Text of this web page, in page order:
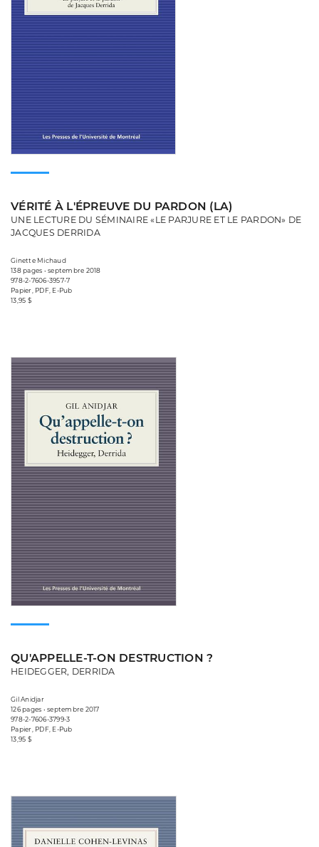
VÉRITÉ À L'ÉPREUVE DU PARDON (LA)
UNE LECTURE DU SÉMINAIRE «LE PARJURE ET LE PARDON» DE
JACQUES DERRIDA
Ginette Michaud
138 pages • septembre 2018
978-2-7606-3957-7
Papier, PDF, E-Pub
13,95 $
QU'APPELLE-T-ON DESTRUCTION ?
HEIDEGGER, DERRIDA
Gil Anidjar
126 pages • septembre 2017
978-2-7606-3799-3
Papier, PDF, E-Pub
13,95 $